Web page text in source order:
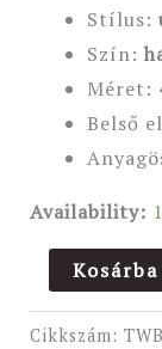
Stílus:
Szín:
Méret:
Belső
Availability:
Cikkszám: